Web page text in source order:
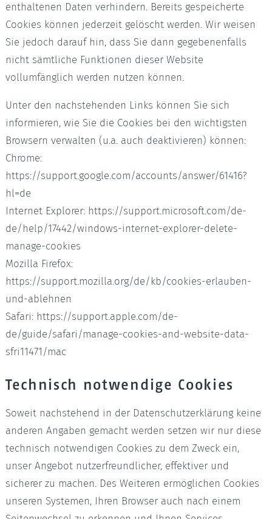
enthaltenen Daten verhindern. Bereits gespeicherte
Cookies können jederzeit gelöscht werden. Wir weisen
Sie jedoch darauf hin, dass Sie dann gegebenenfalls
nicht sämtliche Funktionen dieser Website
vollumfänglich werden nutzen können.
Unter den nachstehenden Links können Sie sich
informieren, wie Sie die Cookies bei den wichtigsten
Browsern verwalten (u.a. auch deaktivieren) können:
Chrome:
https://support.google.com/accounts/answer/61416?
hl=de
Internet Explorer: https://support.microsoft.com/de-
de/help/17442/windows-internet-explorer-delete-
manage-cookies
Mozilla Firefox:
https://support.mozilla.org/de/kb/cookies-erlauben-
und-ablehnen
Safari: https://support.apple.com/de-
de/guide/safari/manage-cookies-and-website-data-
sfri11471/mac
Technisch notwendige Cookies
Soweit nachstehend in der Datenschutzerklärung keine
anderen Angaben gemacht werden setzen wir nur diese
technisch notwendigen Cookies zu dem Zweck ein,
unser Angebot nutzerfreundlicher, effektiver und
sicherer zu machen. Des Weiteren ermöglichen Cookies
unseren Systemen, Ihren Browser auch nach einem